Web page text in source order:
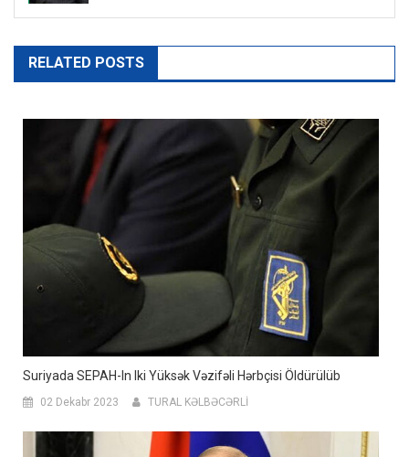
RELATED POSTS
Suriyada SEPAH-In Iki Yüksək Vəzifəli Hərbçisi Öldürülüb
02 Dekabr 2023 TURAL KƏLBƏCƏRLİ